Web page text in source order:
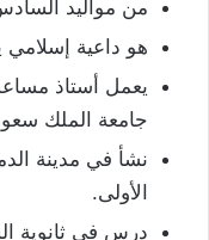
من مواليد السادس
هو داعية
يعمل أستاذ
جامعة الملك
نشأ في مدينة
الأولى.
درس في ثانوية